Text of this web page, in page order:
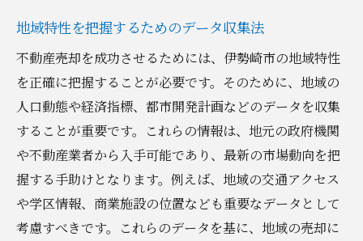
効果的なプロモーションと広告手法
市場価値を引き上げるためのステージング
競争力を高めるための価格調整技術
市場価値の向上に寄与する地域の活用
高値売却を実現するための交渉テクニック
伊勢崎市と太田市における不動産売却の成功事
例を紹介
地域特性を把握するためのデータ収集法
不動産売却を成功させるためには、伊勢崎市の地域特性
を正確に把握することが必要です。そのために、地域の
人口動態や経済指標、都市開発計画などのデータを収集
することが重要です。これらの情報は、地元の政府機関
や不動産業者から入手可能であり、最新の市場動向を把
握する手助けとなります。例えば、地域の交通アクセス
や学区情報、商業施設の位置なども重要なデータとして
考慮すべきです。これらのデータを基に、地域の売却に